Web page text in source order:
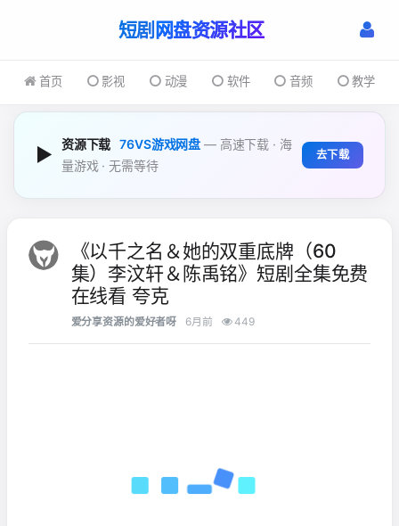
短剧
首页 影视 动漫 软件 音频 教学
▶ 资源下载 76VS游戏网盘 — 高速下载 · 海
量游戏 · 无需等待
去下载
《以千之名＆她的双重底牌（60
集）李汶轩＆陈禹铭》短剧全集免费
在线看 夸克
爱分享资源的爱好者呀 6月前 449